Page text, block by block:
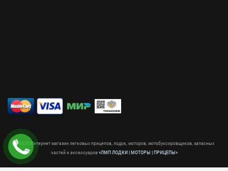
© 2020 Интернет магазин легковых прицепов, лодок, моторов, мотобуксировщиков, запасных
частей и аксессуаров«ЛМП ЛОДКИ | МОТОРЫ | ПРИЦЕПЫ»